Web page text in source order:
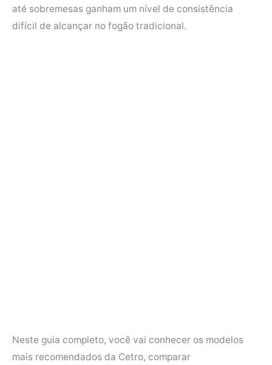
até sobremesas ganham um nível de consistência
difícil de alcançar no fogão tradicional.
Neste guia completo, você vai conhecer os modelos
mais recomendados da Cetro, comparar